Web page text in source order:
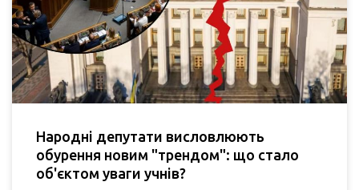
Народні депутати висловлюють
обурення новим "трендом": що стало
об'єктом уваги учнів?